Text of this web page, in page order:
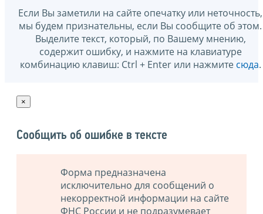
Если Вы заметили на сайте опечатку или неточность,
мы будем признательны, если Вы сообщите об этом.
Выделите текст, который, по Вашему мнению,
содержит ошибку, и нажмите на клавиатуре
комбинацию клавиш: Ctrl + Enter или нажмите сюда.
×
Сообщить об ошибке в тексте
Форма предназначена
исключительно для сообщений о
некорректной информации на сайте
ФНС России и не подразумевает